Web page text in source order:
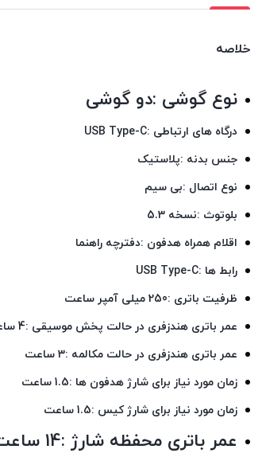
خلاصه
نوع گوشی :دو گوشی
درگاه های ارتباطی :USB Type-C
جنس بدنه :پلاستیک
نوع اتصال :بی‌ سیم
بلوتوث :نسخه 5.3
اقلام همراه هدفون :دفترچه راهنما
رابط ها :USB Type-C
ظرفیت باتری :250 میلی آمپر ساعت
عمر باتری هندزفری در حالت پخش موسیقی :4 ساعت
عمر باتری هندزفری در حالت مکالمه :3 ساعت
زمان مورد نیاز برای شارژ هدفون ها :1.5 ساعت
زمان مورد نیاز برای شارژ کیس :1.5 ساعت
عمر باتری محفظه شارژ :14 ساعت